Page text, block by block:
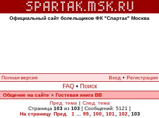
Официальный сайт болельщиков ФК "Спартак" Москва
Полная версия Вход • Регистрация
FAQ • Поиск
Общение на сайте » Гостевая книга ВВ
Пред. тема | След. тема
Страница 103 из 103 [ Сообщений: 5121 ]
На страницу Пред. 1 99 100 101 102
103